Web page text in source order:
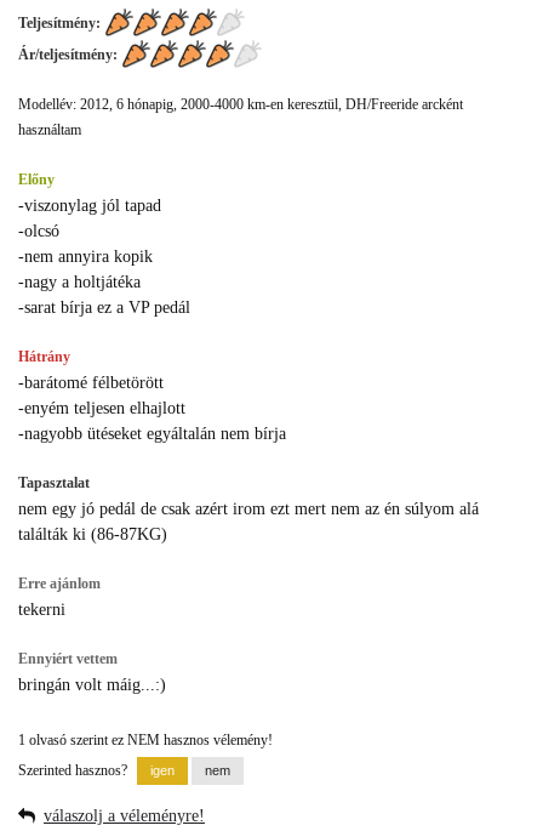
Teljesítmény:
Ár/teljesítmény:
Modellév: 2012, 6 hónapig, 2000-4000 km-en keresztül, DH/Freeride arcként
használtam
Előny
-viszonylag jól tapad
-olcsó
-nem annyira kopik
-nagy a holtjátéka
-sarat bírja ez a VP pedál
Hátrány
-barátomé félbetörött
-enyém teljesen elhajlott
-nagyobb ütéseket egyáltalán nem bírja
Tapasztalat
nem egy jó pedál de csak azért irom ezt mert nem az én súlyom alá
találták ki (86-87KG)
Erre ajánlom
tekerni
Ennyiért vettem
bringán volt máig...:)
1 olvasó szerint ez NEM hasznos vélemény!
Szerinted hasznos?
válaszolj a véleményre!